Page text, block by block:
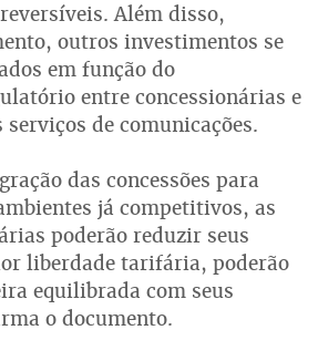
Além disso,
outros investimentos se
em função do
entre concessionárias e
de comunicações.
das concessões para
já competitivos, as
poderão reduzir seus
liberdade tarifária, poderão
equilibrada com seus
o documento.